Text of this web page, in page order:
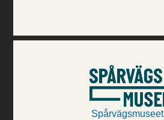
Spårvägsmuseet